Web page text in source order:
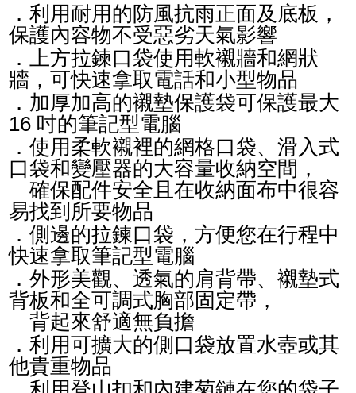
．利用耐用的防風抗雨正面及底板，
保護內容物不受惡劣天氣影響
．上方拉鍊口袋使用軟襯牆和網狀
牆，可快速拿取電話和小型物品
．加厚加高的襯墊保護袋可保護最大
16 吋的筆記型電腦
．使用柔軟襯裡的網格口袋、滑入式
口袋和變壓器的大容量收納空間，
確保配件安全且在收納面布中很容
易找到所要物品
．側邊的拉鍊口袋，方便您在行程中
快速拿取筆記型電腦
．外形美觀、透氣的肩背帶、襯墊式
背板和全可調式胸部固定帶，
背起來舒適無負擔
．利用可擴大的側口袋放置水壺或其
他貴重物品